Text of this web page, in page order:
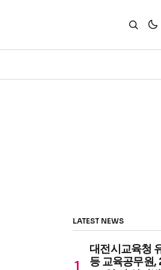
LATEST NEWS
대전시교육청
등 교육공무원